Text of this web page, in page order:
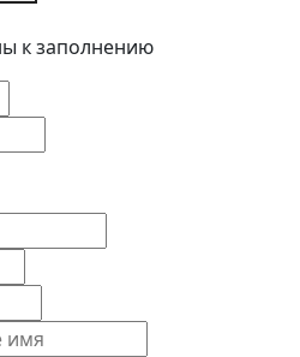
к заполнению